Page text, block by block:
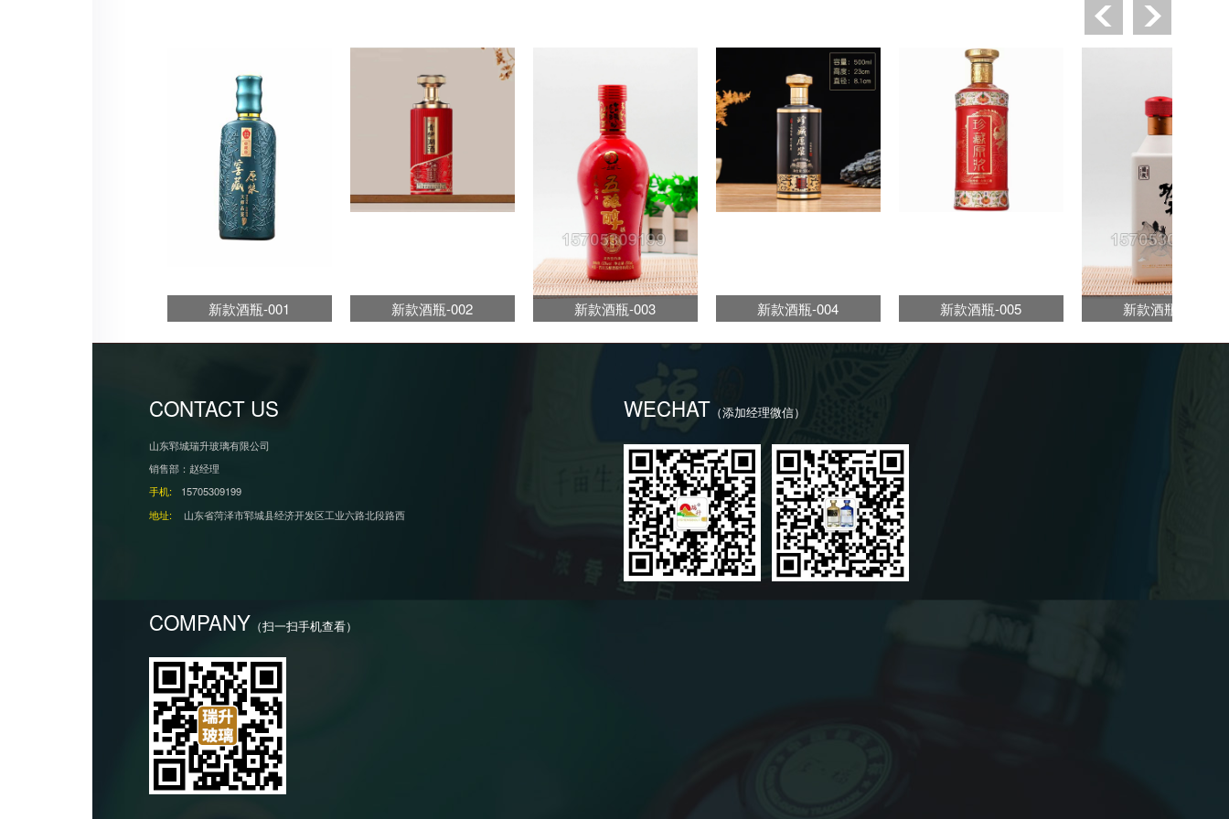
新款酒瓶-001 新款酒瓶-002 新款酒瓶-003 新款酒瓶-004 新款酒瓶-005 新款酒瓶-006
CONTACT US
山东郓城瑞升玻璃有限公司
销售部：赵经理
手机:
15705309199
地址:
山东省菏泽市郓城县经济开发区工业六路北段路西
WECHAT （添加经理微信）
COMPANY （扫一扫手机查看）